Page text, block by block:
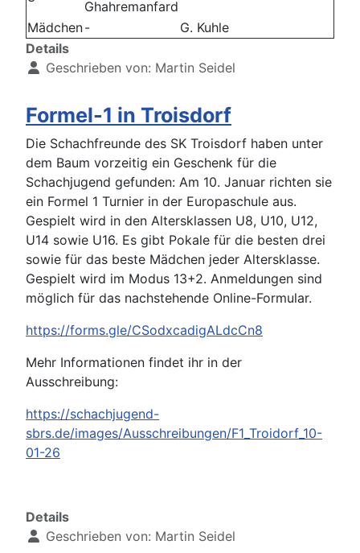
Ghahremanfard
Mädchen-
G. Kuhle
Details
Geschrieben von: Martin Seidel
Formel-1 in Troisdorf
Die Schachfreunde des SK Troisdorf haben unter
dem Baum vorzeitig ein Geschenk für die
Schachjugend gefunden: Am 10. Januar richten sie
ein Formel 1 Turnier in der Europaschule aus.
Gespielt wird in den Altersklassen U8, U10, U12,
U14 sowie U16. Es gibt Pokale für die besten drei
sowie für das beste Mädchen jeder Altersklasse.
Gespielt wird im Modus 13+2. Anmeldungen sind
möglich für das nachstehende Online-Formular.
https://forms.gle/CSodxcadigALdcCn8
Mehr Informationen findet ihr in der
Ausschreibung:
https://schachjugend-
sbrs.de/images/Ausschreibungen/F1_Troidorf_10-
01-26
Details
Geschrieben von: Martin Seidel